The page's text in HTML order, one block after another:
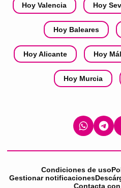
Hoy Valencia Hoy
Hoy Baleares
Hoy Alicante Hoy
Hoy Murcia
Condiciones de uso
Gestionar notificaciones
Contacta